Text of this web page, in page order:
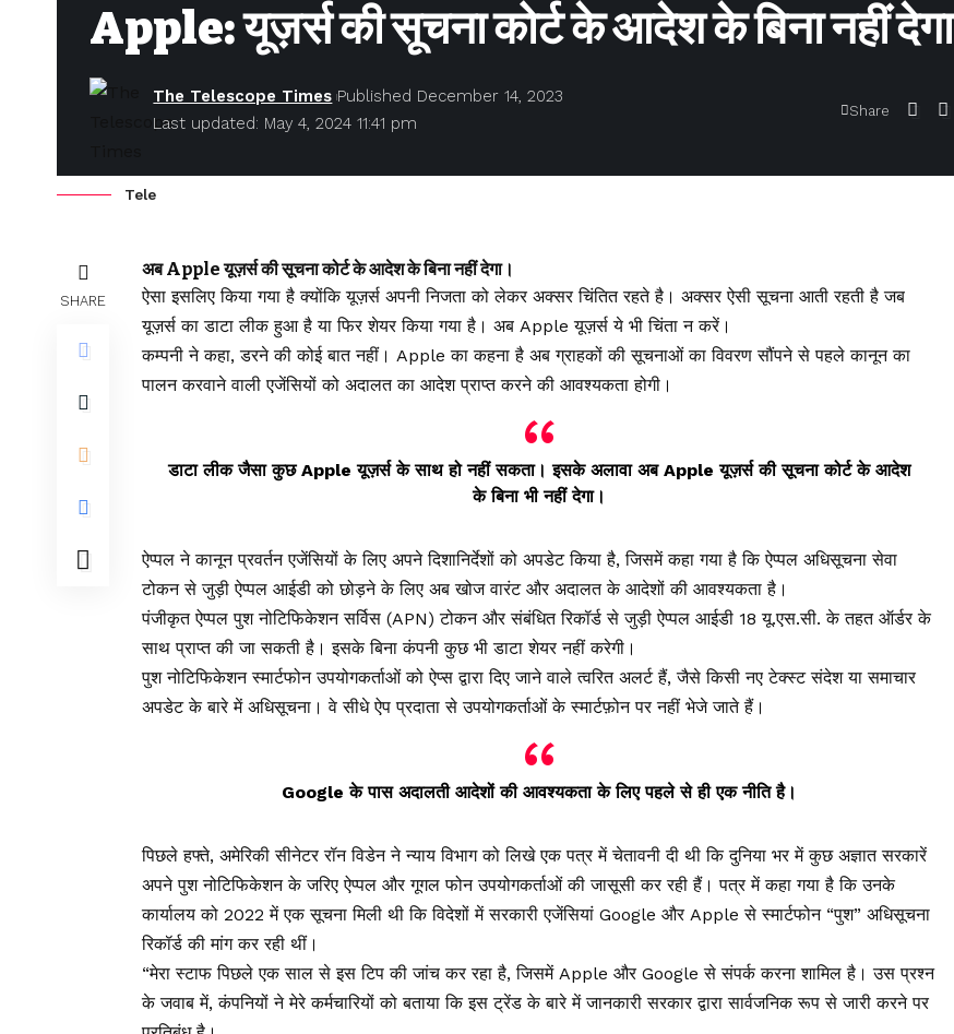
Apple: यूज़र्स की सूचना कोर्ट के आदेश के बिना नहीं देगा
Last updated: May 4, 2024 11:41 pm
The Telescope Times Published December 14, 2023
Share
Tele
SHARE
अब Apple यूज़र्स की सूचना कोर्ट के आदेश के बिना नहीं देगा।
ऐसा इसलिए किया गया है क्योंकि यूज़र्स अपनी निजता को लेकर अक्सर चिंतित रहते है। अक्सर ऐसी सूचना आती रहती है जब
यूज़र्स का डाटा लीक हुआ है या फिर शेयर किया गया है। अब Apple यूज़र्स ये भी चिंता न करें।
कम्पनी ने कहा, डरने की कोई बात नहीं। Apple का कहना है अब ग्राहकों की सूचनाओं का विवरण सौंपने से पहले कानून का
पालन करवाने वाली एजेंसियों को अदालत का आदेश प्राप्त करने की आवश्यकता होगी।
डाटा लीक जैसा कुछ Apple यूज़र्स के साथ हो नहीं सकता। इसके अलावा अब Apple यूज़र्स की सूचना कोर्ट के आदेश
के बिना भी नहीं देगा।
ऐप्पल ने कानून प्रवर्तन एजेंसियों के लिए अपने दिशानिर्देशों को अपडेट किया है, जिसमें कहा गया है कि ऐप्पल अधिसूचना सेवा
टोकन से जुड़ी ऐप्पल आईडी को छोड़ने के लिए अब खोज वारंट और अदालत के आदेशों की आवश्यकता है।
पंजीकृत ऐप्पल पुश नोटिफिकेशन सर्विस (APN) टोकन और संबंधित रिकॉर्ड से जुड़ी ऐप्पल आईडी 18 यू.एस.सी. के तहत ऑर्डर के
साथ प्राप्त की जा सकती है। इसके बिना कंपनी कुछ भी डाटा शेयर नहीं करेगी।
पुश नोटिफिकेशन स्मार्टफोन उपयोगकर्ताओं को ऐप्स द्वारा दिए जाने वाले त्वरित अलर्ट हैं, जैसे किसी नए टेक्स्ट संदेश या समाचार
अपडेट के बारे में अधिसूचना। वे सीधे ऐप प्रदाता से उपयोगकर्ताओं के स्मार्टफ़ोन पर नहीं भेजे जाते हैं।
Google के पास अदालती आदेशों की आवश्यकता के लिए पहले से ही एक नीति है।
पिछले हफ्ते, अमेरिकी सीनेटर रॉन विडेन ने न्याय विभाग को लिखे एक पत्र में चेतावनी दी थी कि दुनिया भर में कुछ अज्ञात सरकारें
अपने पुश नोटिफिकेशन के जरिए ऐप्पल और गूगल फोन उपयोगकर्ताओं की जासूसी कर रही हैं। पत्र में कहा गया है कि उनके
कार्यालय को 2022 में एक सूचना मिली थी कि विदेशों में सरकारी एजेंसियां ​​Google और Apple से स्मार्टफोन “पुश” अधिसूचना
रिकॉर्ड की मांग कर रही थीं।
“मेरा स्टाफ पिछले एक साल से इस टिप की जांच कर रहा है, जिसमें Apple और Google से संपर्क करना शामिल है। उस प्रश्न
के जवाब में, कंपनियों ने मेरे कर्मचारियों को बताया कि इस ट्रेंड के बारे में जानकारी सरकार द्वारा सार्वजनिक रूप से जारी करने पर